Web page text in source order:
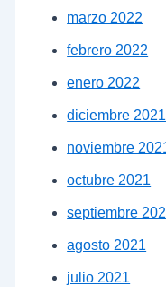
marzo 2022
febrero 2022
enero 2022
diciembre 2021
noviembre
octubre 2021
septiembre
agosto 2021
julio 2021